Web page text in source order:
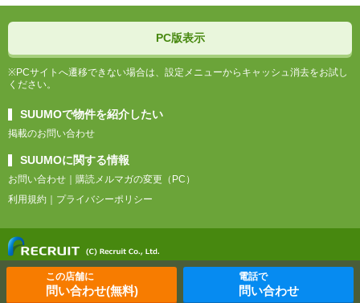
この店舗に
問い合わせ(無料)
電話で
問い合わせ
PC版表示
※PCサイトへ遷移できない場合は、設定メニューからキャッシュ消去をお試し
ください。
SUUMOで物件を紹介したい
掲載のお問い合わせ
SUUMOに関する情報
お問い合わせ
購読メルマガの変更（PC）
利用規約
プライバシーポリシー